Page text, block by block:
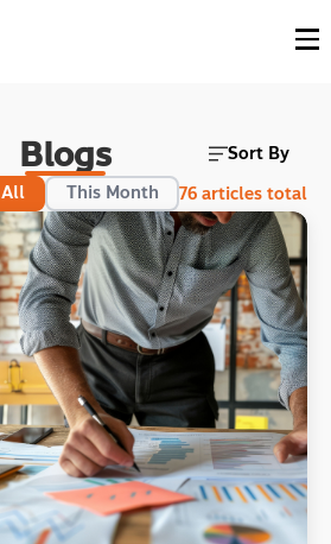
Blogs
Sort By
All
This Month 76articles total